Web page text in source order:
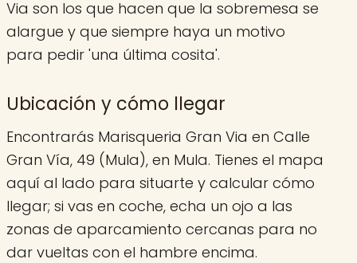
Via son los que hacen que la sobremesa se
alargue y que siempre haya un motivo
para pedir 'una última cosita'.
Ubicación y cómo llegar
Encontrarás Marisqueria Gran Via en Calle
Gran Vía, 49 (Mula), en Mula. Tienes el mapa
aquí al lado para situarte y calcular cómo
llegar; si vas en coche, echa un ojo a las
zonas de aparcamiento cercanas para no
dar vueltas con el hambre encima.